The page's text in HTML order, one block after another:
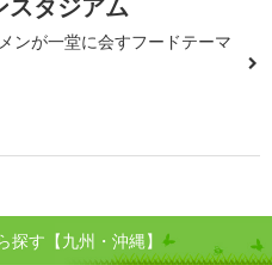
ンが一堂に会すフードテーマ
す【九州・沖縄】